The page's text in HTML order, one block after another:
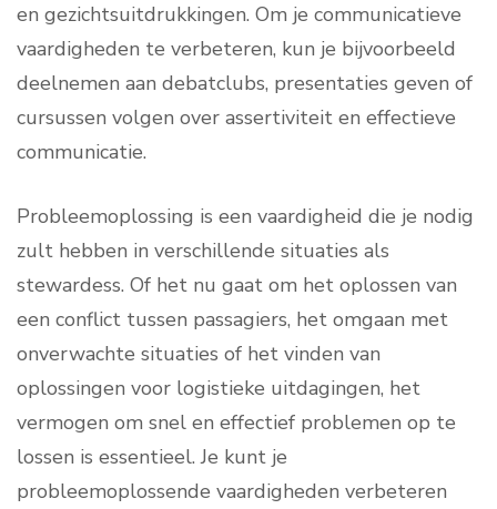
en gezichtsuitdrukkingen. Om je communicatieve
vaardigheden te verbeteren, kun je bijvoorbeeld
deelnemen aan debatclubs, presentaties geven of
cursussen volgen over assertiviteit en effectieve
communicatie.
Probleemoplossing is een vaardigheid die je nodig
zult hebben in verschillende situaties als
stewardess. Of het nu gaat om het oplossen van
een conflict tussen passagiers, het omgaan met
onverwachte situaties of het vinden van
oplossingen voor logistieke uitdagingen, het
vermogen om snel en effectief problemen op te
lossen is essentieel. Je kunt je
probleemoplossende vaardigheden verbeteren